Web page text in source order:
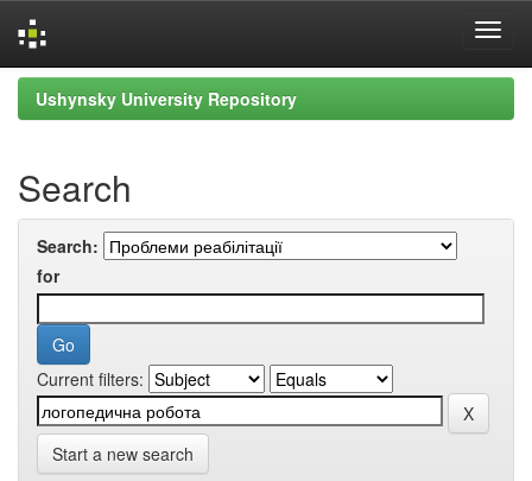
Skip
navigation
Ushynsky University Repository
Search
Search:
for
Current filters:
Start a new search